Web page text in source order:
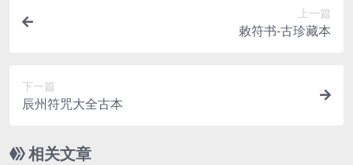
上一篇
敕符书-古珍藏本
下一篇
辰州符咒大全古本
相关文章